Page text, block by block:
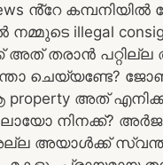
ൻ്റേ കമ്പനിയിൽ
illegal
അത് തരാൻ
ചെയ്യണ്ടേ?
അത്
നിനക്ക്?
അല്ല അയാൾക്ക്